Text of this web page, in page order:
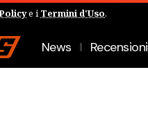
e i Termini d'Uso.
News Recensioni